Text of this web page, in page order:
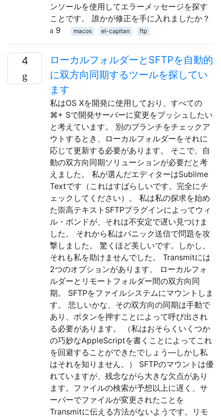
ンソールを使用してエラーメッセージを探す
ことです。 誰かが修正を手に入れましたか？
9
macos el-capitan ftp
4
ローカルフォルダーとSFTPを自動的
に双方向同期するツールを探してい
ます
私はOS Xを開発に使用しており、すべての
⌘+ Sで開発サーバーに変更をプッシュしたい
と考えています。 別のブランチをチェックア
ウトするとき、ローカルフォルダーをそれに
応じて更新する必要があります。 そこで、自
動の双方向同期ソリューションが必要だと考
えました。 私が選んだエディターはSublime
Textです（これはすばらしいです。完全にチ
ェックしてください）。 私は私の探求を始め
た崇高テキストSFTPプラグインによってウィ
ル・ボンドが、それは不安定で遅い見つけま
した。 それから私はパニック送信で問題を攻
撃しました。 驚くほど美しいです。しかし、
それも私を助けませんでした。 Transmitには
2つのオプションがあります。 ローカルフォ
ルダーとリモートフォルダー間の双方向同
期。 SFTPをファイルシステムにマウントしま
す。 悲しいかな、その双方向の同期は手動で
あり、ボタンを押すことによって呼び出され
る必要があります。 （私はおそらくいくつか
の巧妙なAppleScriptを書くことによってこれ
を回避することができたでしょう—しかし私
はそれを知りません。） SFTPのマウントは優
れていますが、残念ながら大きな欠点があり
ます。ファイルの検索が予想以上に遅く、サ
ーバーでファイルが変更されたことを
Transmitに伝える方法がないようです。リモ